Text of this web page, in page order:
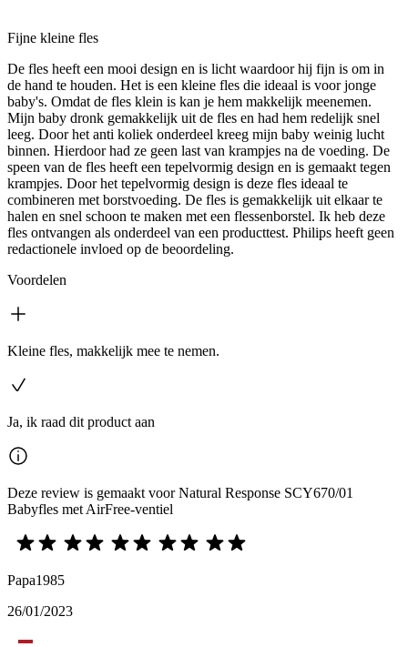
Fijne kleine fles
De fles heeft een mooi design en is licht waardoor hij fijn is om in
de hand te houden. Het is een kleine fles die ideaal is voor jonge
baby's. Omdat de fles klein is kan je hem makkelijk meenemen.
Mijn baby dronk gemakkelijk uit de fles en had hem redelijk snel
leeg. Door het anti koliek onderdeel kreeg mijn baby weinig lucht
binnen. Hierdoor had ze geen last van krampjes na de voeding. De
speen van de fles heeft een tepelvormig design en is gemaakt tegen
krampjes. Door het tepelvormig design is deze fles ideaal te
combineren met borstvoeding. De fles is gemakkelijk uit elkaar te
halen en snel schoon te maken met een flessenborstel. Ik heb deze
fles ontvangen als onderdeel van een producttest. Philips heeft geen
redactionele invloed op de beoordeling.
Voordelen
Kleine fles, makkelijk mee te nemen.
Ja, ik raad dit product aan
Deze review is gemaakt voor Natural Response SCY670/01
Babyfles met AirFree-ventiel
Papa1985
26/01/2023